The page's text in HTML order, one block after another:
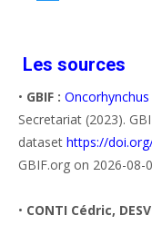
Les sources
• GBIF :
Secretariat (2023).
dataset https://
GBIF.org on 2026-08-
• CONTI Cédric,